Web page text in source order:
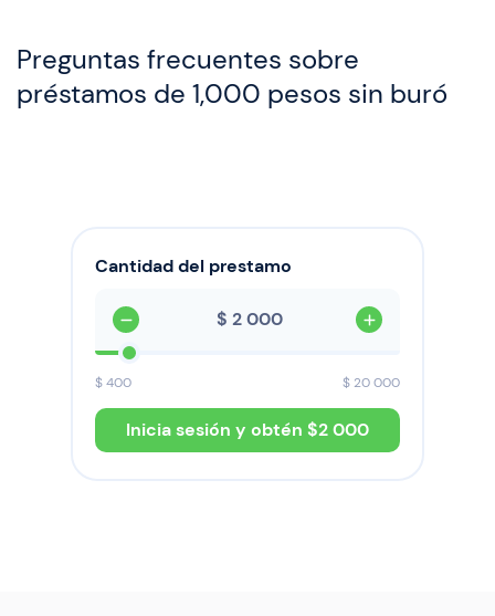
Preguntas frecuentes sobre
préstamos de 1,000 pesos sin buró
Cantidad del prestamo
$
$400 $ 20 000
Inicia sesión y obtén $2 000